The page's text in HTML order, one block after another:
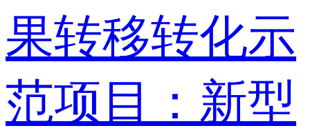
果转移转化示
范项目：新型